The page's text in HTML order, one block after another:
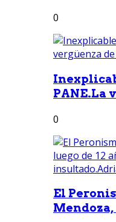
0
PANE.La
0
El